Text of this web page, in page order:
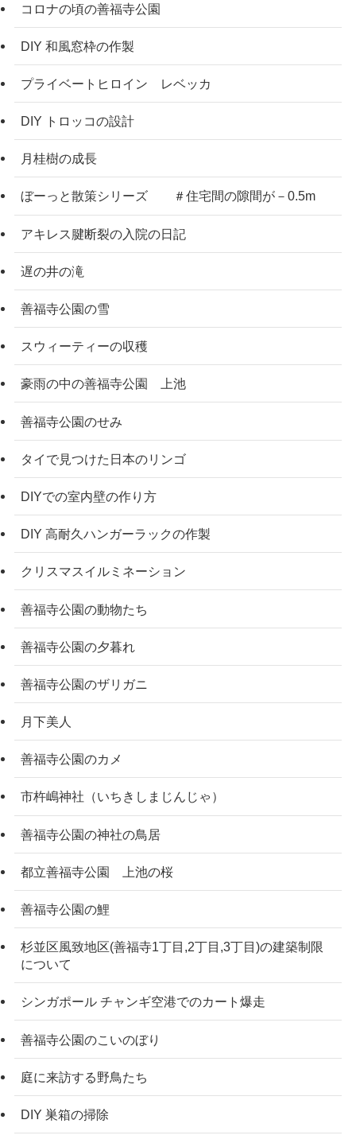
コロナの頃の善福寺公園
DIY 和風窓枠の作製
プライベートヒロイン レベッカ
DIY トロッコの設計
月桂樹の成長
ぼーっと散策シリーズ ＃住宅間の隙間が－0.5m
アキレス腱断裂の入院の日記
遅の井の滝
善福寺公園の雪
スウィーティーの収穫
豪雨の中の善福寺公園 上池
善福寺公園のせみ
タイで見つけた日本のリンゴ
DIYでの室内壁の作り方
DIY 高耐久ハンガーラックの作製
クリスマスイルミネーション
善福寺公園の動物たち
善福寺公園の夕暮れ
善福寺公園のザリガニ
月下美人
善福寺公園のカメ
市杵嶋神社（いちきしまじんじゃ）
善福寺公園の神社の鳥居
都立善福寺公園 上池の桜
善福寺公園の鯉
杉並区風致地区(善福寺1丁目,2丁目,3丁目)の建築制限
について
シンガポール チャンギ空港でのカート爆走
善福寺公園のこいのぼり
庭に来訪する野鳥たち
DIY 巣箱の掃除